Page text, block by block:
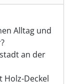
Alltag und
an der
Holz-Deckel
(37)